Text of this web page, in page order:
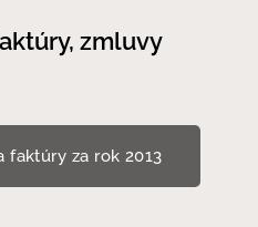
zmluvy
faktúry za rok 2013